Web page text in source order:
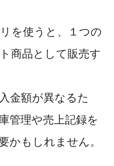
を使うと、１つの
商品として販売す
金額が異なるた
管理や売上記録を
かもしれません。